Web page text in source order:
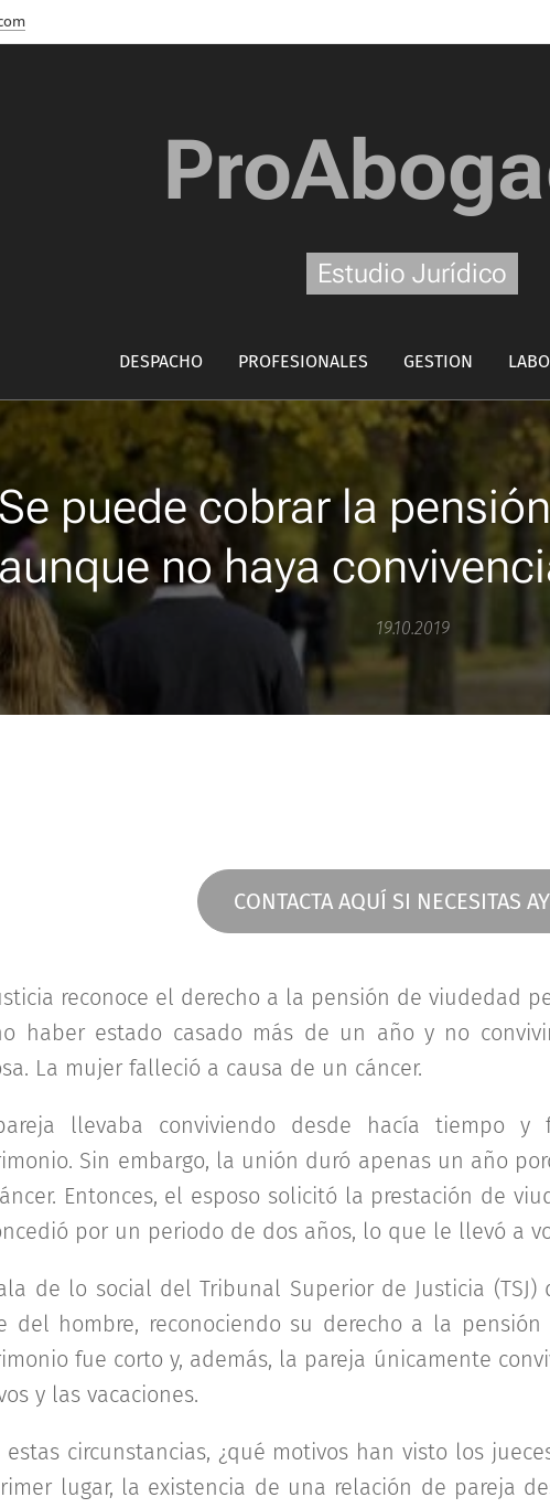
Estudio Jurídico
DESPACHO PROFESIONALES GESTION
Se puede cobrar la
aunque no haya
19.10.2019
CONTACTA AQUÍ SI NECESITAS
reconoce el derecho a la pensión de viudedad
haber estado casado más de un año y no
La mujer falleció a causa de un cáncer.
llevaba conviviendo desde hacía tiempo y
Sin embargo, la unión duró apenas un año
Entonces, el esposo solicitó la prestación de
por un periodo de dos años, lo que le llevó a
de lo social del Tribunal Superior de Justicia
del hombre, reconociendo su derecho a la
fue corto y, además, la pareja únicamente
y las vacaciones.
estas circunstancias, ¿qué motivos han visto los
lugar, la existencia de una relación de pareja